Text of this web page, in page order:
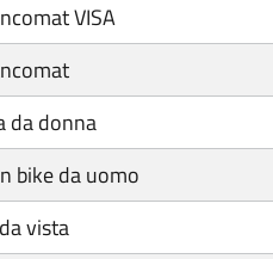
VISA
da donna
bike da uomo
vista